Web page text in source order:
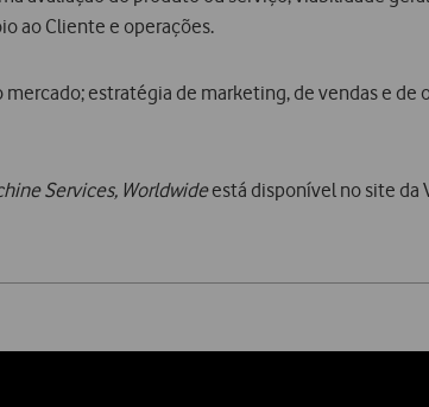
ao Cliente e operações.
estratégia de marketing, de vendas e
Services, Worldwideestá disponível no site da